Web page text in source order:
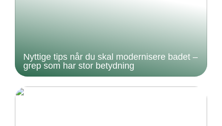
Nyttige tips når du skal modernisere badet –
grep som har stor betydning